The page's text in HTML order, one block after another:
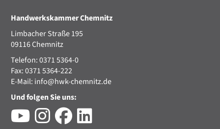
Handwerkskammer Chemnitz
Limbacher Straße 195
09116 Chemnitz
Telefon: 0371 5364-0
Fax: 0371 5364-222
E-Mail: info@hwk-chemnitz.de
Und folgen Sie uns: